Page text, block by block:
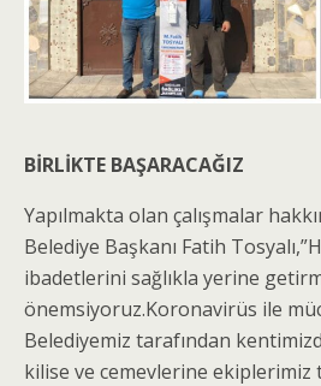
BİRLİKTE BAŞARACAĞIZ
Yapılmakta olan çalışmalar
Belediye Başkanı Fatih
ibadetlerini sağlıkla yerine
önemsiyoruz.Koronavirüs ile
Belediyemiz tarafından
kilise ve cemevlerine ekiplerimiz